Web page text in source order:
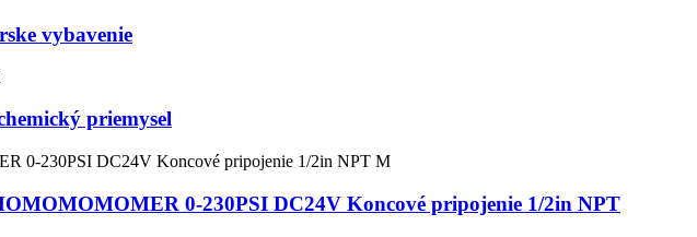
vybavenie
priemysel
0-230PSI DC24V Koncové pripojenie 1/2in NPT